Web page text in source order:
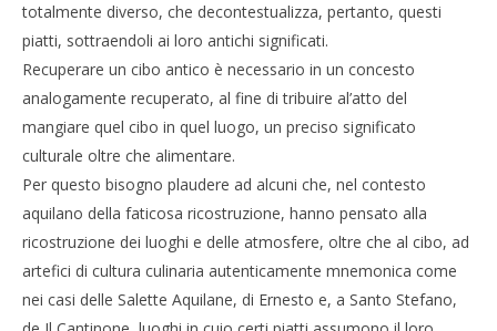
total­mente diverso, che decontestualizza, pertanto, questi
piatti, sottraendoli ai loro antichi significati.
Recuperare un cibo antico è necessario in un concesto
analogamente recuperato, al fine di tribuire al’atto del
mangiare quel cibo in quel luogo, un preciso significato
culturale oltre che alimentare.
Per questo bisogno plaudere ad alcuni che, nel contesto
aquilano della faticosa ricostruzione, hanno pensato alla
ricostruzione dei luoghi e delle atmosfere, oltre che al cibo, ad
artefici di cultura culinaria autenticamente mnemonica come
nei casi delle Salette Aquilane, di Ernesto e, a Santo Stefano,